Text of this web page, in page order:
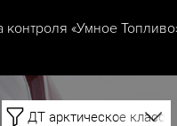
контроля «Умное
ДТ арктическое класс 4